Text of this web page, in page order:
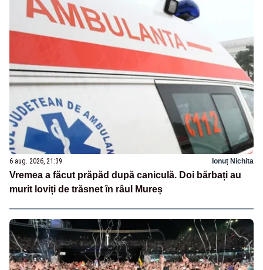
6 aug. 2026, 21:39 Ionuț Nichita
Vremea a făcut prăpăd după caniculă. Doi bărbați au
murit loviți de trăsnet în râul Mureș